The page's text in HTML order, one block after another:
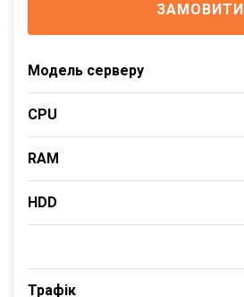
ЗАМОВИТИ
Модель серверу
CPU
RAM
HDD
Трафік